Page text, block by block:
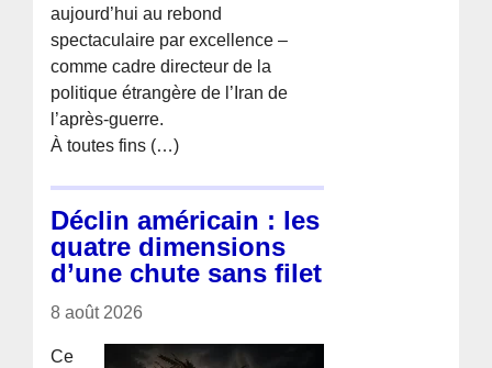
aujourd’hui au rebond
spectaculaire par excellence –
comme cadre directeur de la
politique étrangère de l’Iran de
l’après-guerre.
À toutes fins (…)
Déclin américain : les
quatre dimensions
d’une chute sans filet
8 août 2026
Ce